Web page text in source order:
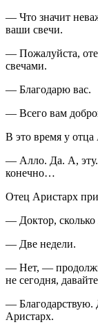
— Что значит
ваши свечи.
— Пожалуйста,
свечами.
— Благодарю вас.
— Всего вам
В это время у отца
— Алло. Да. А, эту.
конечно…
Отец Аристарх
— Доктор, сколько
— Две недели.
— Нет, —
не сегодня,
— Благодарствую.
Аристарх.